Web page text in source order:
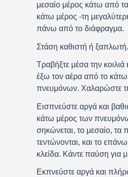
μεσαίο μέρος κάτω από
κάτω μέρος -τη
πάνω από το διάφραγμα.
Στάση καθιστή ή ξαπλωτή.
Τραβήξτε μέσα την
έξω τον αέρα από το
πνευμόνων. Χαλαρώστε
Εισπνεύστε αργά και
κάτω μέρος των
σηκώνεται, το μεσαίο, τα
τεντώνονται, και το
κλείδα. Κάντε παύση για
Εκπνεύστε αργά και